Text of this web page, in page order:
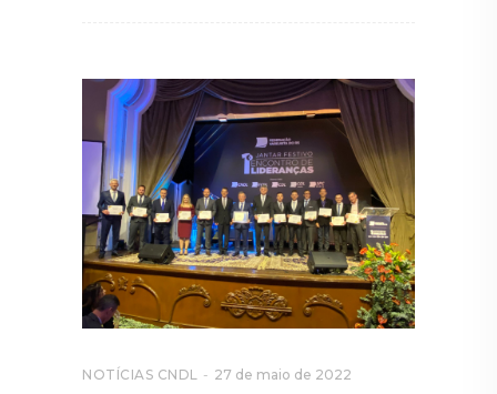
NOTÍCIAS CNDL 27 de maio de 2022